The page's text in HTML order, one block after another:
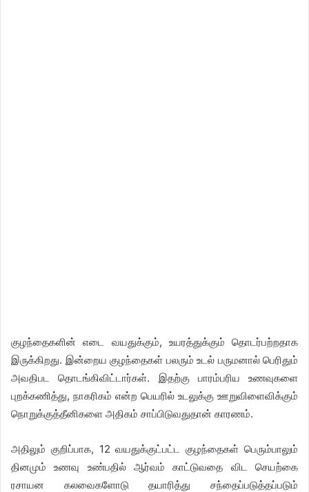
குழந்தைகளின் எடை வயதுக்கும், உயரத்துக்கும் தொடர்பற்றதாக
இருக்கிறது. இன்றைய குழந்தைகள் பலரும் உடல் பருமனால் பெரிதும்
அவதிபட தொடங்கிவிட்டார்கள். இதற்கு பாரம்பரிய உணவுகளை
புறக்கணித்து, நாகரிகம் என்ற பெயரில் உடலுக்கு ஊறுவிளைவிக்கும்
நொறுக்குத்தீனிகளை அதிகம் சாப்பிடுவதுதான் காரணம்.
அதிலும் குறிப்பாக, 12 வயதுக்குட்பட்ட குழந்தைகள் பெரும்பாலும்
தினமும் உணவு உண்பதில் ஆர்வம் காட்டுவதை விட செயற்கை
ரசாயன கலவைகளோடு தயாரித்து சந்தைப்படுத்தப்படும்